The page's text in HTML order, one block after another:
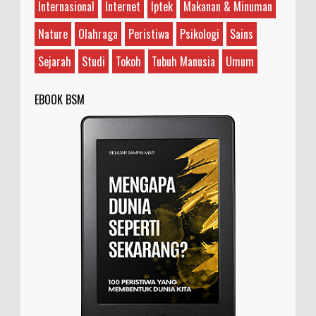
Internasional
Internet Iptek
Makanan & Minuman
Nature
Olahraga Peristiwa Psikologi
Sains
Sejarah
Studi Tokoh Tubuh Manusia Umum
EBOOK BSM